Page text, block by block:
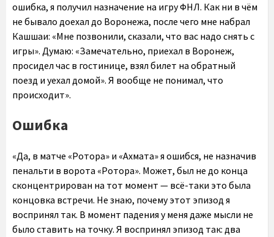
ошибка, я получил назначение на игру ФНЛ. Как ни в чём
не бывало доехал до Воронежа, после чего мне набрал
Кашшаи: «Мне позвонили, сказали, что вас надо снять с
игры». Думаю: «Замечательно, приехал в Воронеж,
просидел час в гостинице, взял билет на обратный
поезд и уехал домой». Я вообще не понимал, что
происходит».
Ошибка
«Да, в матче «Ротора» и «Ахмата» я ошибся, не назначив
пенальти в ворота «Ротора». Может, был не до конца
сконцентрирован на тот момент — всё-таки это была
концовка встречи. Не знаю, почему этот эпизод я
воспринял так. В момент падения у меня даже мысли не
было ставить на точку. Я воспринял эпизод так: два